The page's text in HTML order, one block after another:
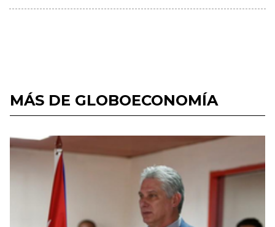
MÁS DE GLOBOECONOMÍA